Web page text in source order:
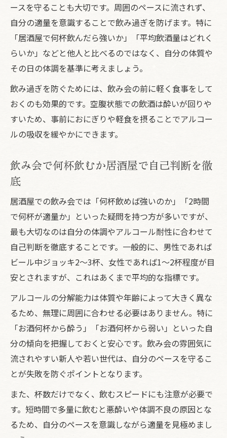
ースを守ることも大切です。周囲のペースに流されず、
自分の適量を意識することで飲み過ぎを防げます。特に
「居酒屋で何杯飲んだら強いか」「平均飲酒量はどれく
らいか」などと他人と比べるのではなく、自分の体質や
その日の体調を基準に考えましょう。
飲み過ぎを防ぐためには、飲み会の前に軽く食事をして
おくのも効果的です。空腹状態での飲酒は酔いが回りや
すいため、事前におにぎりや軽食を摂ることでアルコー
ルの吸収を緩やかにできます。
飲み会で何杯飲むか居酒屋で自己判断を徹
底
居酒屋での飲み会では「何杯飲めば強いのか」「2時間
で何杯が適量か」といった疑問を持つ方が多いですが、
最も大切なのは自分の体調やアルコール耐性に合わせて
自己判断を徹底することです。一般的に、男性であれば
ビール中ジョッキ2～3杯、女性であれば1～2杯程度が目
安とされますが、これはあくまで平均的な指標です。
アルコールの分解能力は体質や年齢によって大きく異な
るため、無理に周囲に合わせる必要はありません。特に
「お酒何杯から酔う」「お酒何杯から弱い」といった自
分の傾向を把握しておくと安心です。飲み会の雰囲気に
流されやすい新人や若い世代は、自分のペースを守るこ
とが失敗を防ぐポイントとなります。
また、杯数だけでなく、飲むスピードにも注意が必要で
す。短時間で多量に飲むと悪酔いや体調不良の原因とな
るため、自分のペースを意識しながら適量を見極めまし